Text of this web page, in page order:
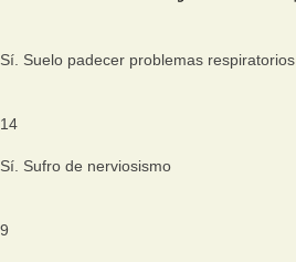
Sí. Suelo padecer problemas respiratorios
14
Sí. Sufro de nerviosismo
9